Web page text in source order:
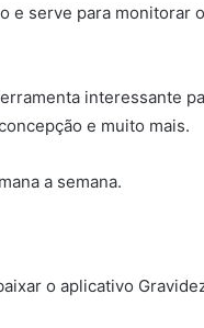
e serve para monitorar
interessante
e muito mais.
a semana.
o aplicativo